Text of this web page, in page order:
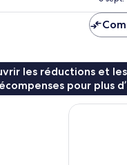
de
CHF
les réductions et
pour plus